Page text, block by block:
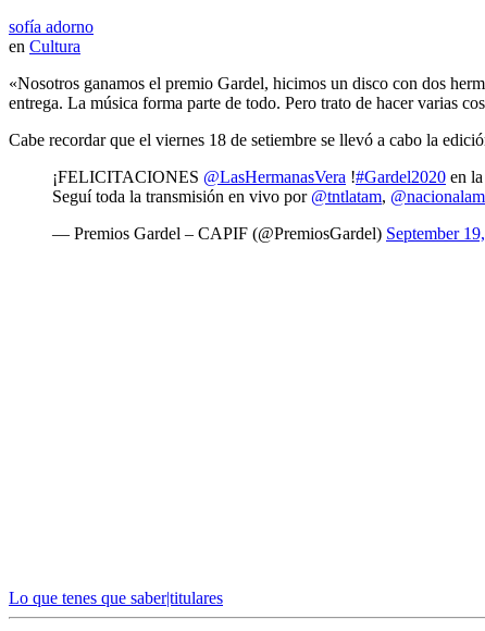
sofía adorno
en Cultura
«Nosotros ganamos el premio Gardel, hicimos un disco con dos
entrega. La música forma parte de todo. Pero trato de hacer varias
Cabe recordar que el viernes 18 de setiembre se llevó a cabo la
¡FELICITACIONES @LasHermanasVera !#Gardel2020 en
Seguí toda la transmisión en vivo por @tntlatam,
— Premios Gardel – CAPIF (@PremiosGardel) September
Lo que tenes que saber|titulares